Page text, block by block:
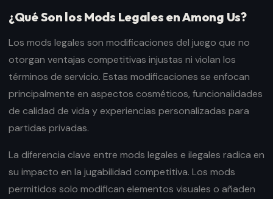
¿Qué Son los Mods Legales en Among Us?
Los mods legales son modificaciones del juego que no
otorgan ventajas competitivas injustas ni violan los
términos de servicio. Estas modificaciones se enfocan
principalmente en aspectos cosméticos, funcionalidades
de calidad de vida y experiencias personalizadas para
partidas privadas.
La diferencia clave entre mods legales e ilegales radica en
su impacto en la jugabilidad competitiva. Los mods
permitidos solo modifican elementos visuales o añaden